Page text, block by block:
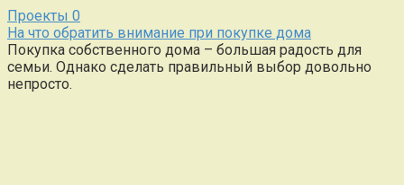
Проекты 0
На что обратить внимание при покупке дома
Покупка собственного дома – большая радость для
семьи. Однако сделать правильный выбор довольно
непросто.